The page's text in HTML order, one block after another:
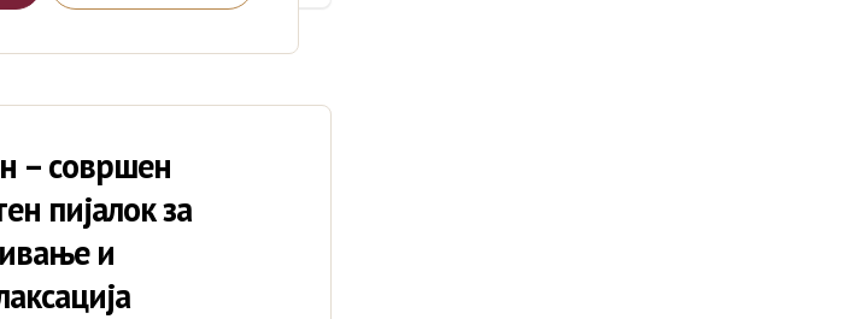
– совршен
пијалок за
и